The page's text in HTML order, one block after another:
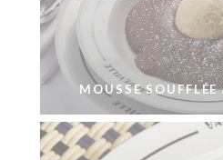
MOUSSE